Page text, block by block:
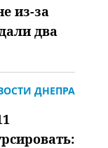
из-за
два
ДНЕПРА